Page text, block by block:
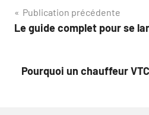
Navigation
de
Publication précédente
Le guide complet pour se
Pourquoi un chauffeur